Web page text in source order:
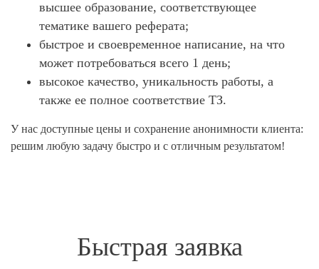
высшее образование, соответствующее
тематике вашего реферата;
быстрое и своевременное написание, на что
может потребоваться всего 1 день;
высокое качество, уникальность работы, а
также ее полное соответствие ТЗ.
У нас доступные цены и сохранение анонимности клиента:
решим любую задачу быстро и с отличным результатом!
Быстрая заявка